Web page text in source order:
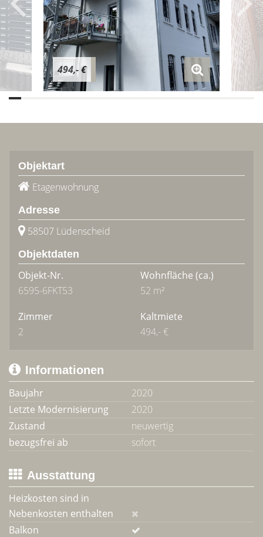
494,- €
Objektart
Etagenwohnung
Adresse
58507 Lüdenscheid
Objektdaten
Objekt-Nr.
6595-6FKT53
Wohnfläche (ca.)
52 m²
Zimmer
2
Kaltmiete
494,- €
Informationen
Baujahr
2020
Letzte Modernisierung
2020
Zustand
neuwertig
bezugsfrei ab
sofort
Ausstattung
Heizkosten sind in
Nebenkosten enthalten
Balkon